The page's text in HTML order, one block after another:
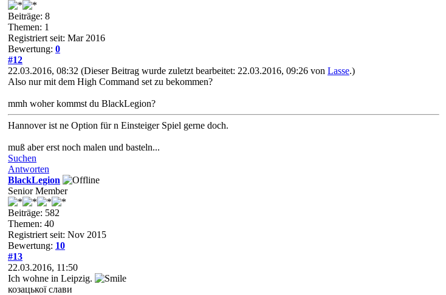
Beiträge: 8
Themen: 1
Registriert seit: Mar 2016
Bewertung: 0
#12
22.03.2016, 08:32 (Dieser Beitrag wurde zuletzt bearbeitet: 22.03.2016, 09:26 von Lasse.)
Also nur mit dem High Command set zu bekommen?
mmh woher kommst du BlackLegion?
Hannover ist ne Option für n Einsteiger Spiel gerne doch.
muß aber erst noch malen und basteln...
Suchen
Antworten
BlackLegion
Senior Member
Beiträge: 582
Themen: 40
Registriert seit: Nov 2015
Bewertung: 10
#13
22.03.2016, 11:50
Ich wohne in Leipzig.
козацької слави